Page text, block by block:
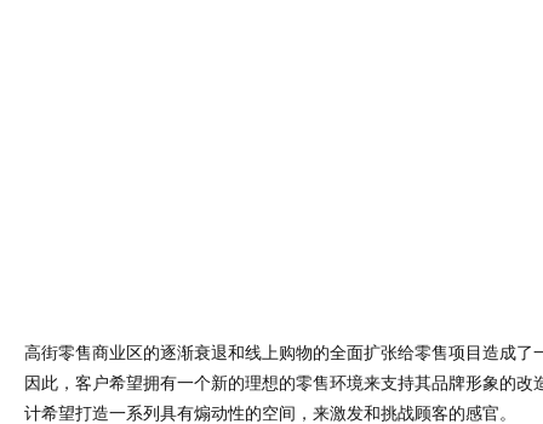
高街零售商业区的逐渐衰退和线上购物的全面扩张给零售项目造成了
因此，客户希望拥有一个新的理想的零售环境来支持其品牌形象的改
计希望打造一系列具有煽动性的空间，来激发和挑战顾客的感官。